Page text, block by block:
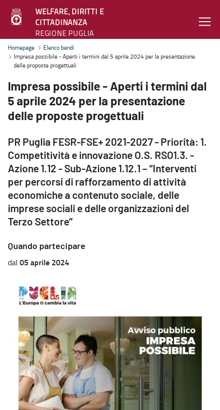
WELFARE, DIRITTI E
CITTADINANZA
REGIONE PUGLIA
Impresa possibile - Aperti i termini dal 5 aprile 2024 per la
Homepage
Elenco bandi
Impresa possibile - Aperti i termini dal 5 aprile 2024 per la presentazione
delle proposte progettuali
Impresa possibile - Aperti i termini dal
5 aprile 2024 per la presentazione
delle proposte progettuali
PR Puglia FESR-FSE+ 2021-2027 - Priorità: 1.
Competitività e innovazione O.S. RSO1.3. -
Azione 1.12 - Sub-Azione 1.12.1 – “Interventi
per percorsi di rafforzamento di attività
economiche a contenuto sociale, delle
imprese sociali e delle organizzazioni del
Terzo Settore”
Quando partecipare
dal 05 aprile 2024